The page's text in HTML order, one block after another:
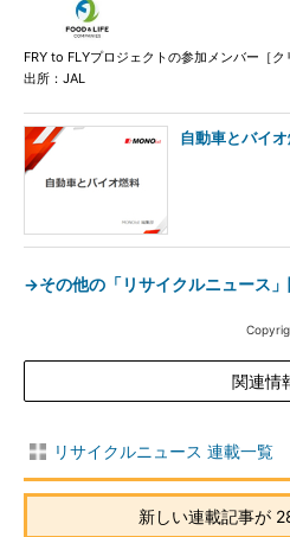
FRY to FLYプロジェクトの参加メンバー［ク
出所：JAL
自動車とバイ
→その他の「リサイクルニュース
関連情
リサイクルニュース 連載一覧
新しい連載記事が